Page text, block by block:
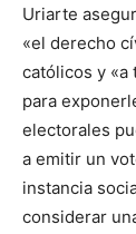
Uriarte
«el derecho
católicos y «a
para
electorales
a emitir un
instancia
considerar